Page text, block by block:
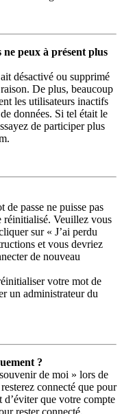
ne peux à présent plus
désactivé ou supprimé
De plus, beaucoup
les utilisateurs inactifs
données. Si tel était le
de participer plus
passe ne puisse pas
réinitialisé. Veuillez vous
sur « J’ai perdu
et vous devriez
de nouveau
votre mot de
un administrateur du
?
de moi » lors de
connecté que pour
que votre compte